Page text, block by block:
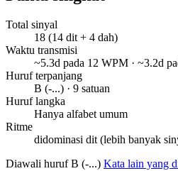
Total sinyal
18 (14 dit + 4 dah)
Waktu transmisi
~5.3d pada 12 WPM · ~3.2d
Huruf terpanjang
B (-...) · 9 satuan
Huruf langka
Hanya alfabet umum
Ritme
didominasi dit (lebih banyak
Diawali huruf B (-...) Kata lain yang